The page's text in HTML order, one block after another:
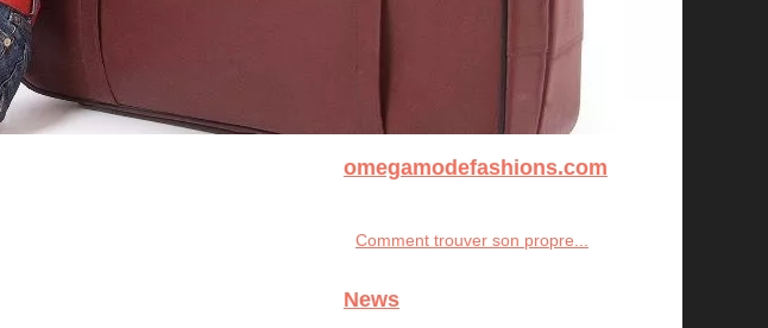
omegamodefashions.com
Comment trouver son propre...
News